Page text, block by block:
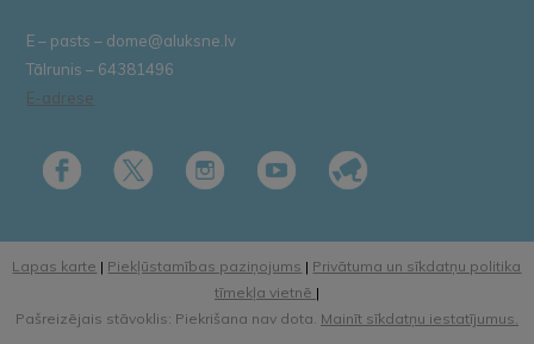
E – pasts – dome@aluksne.lv
Tālrunis – 64381496
E-adrese
Lapas karte | Piekļūstamības paziņojums | Privātuma un sīkdatņu politika
tīmekļa vietnē |
Pašreizējais stāvoklis: Piekrišana nav dota. Mainīt sīkdatņu iestatījumus.